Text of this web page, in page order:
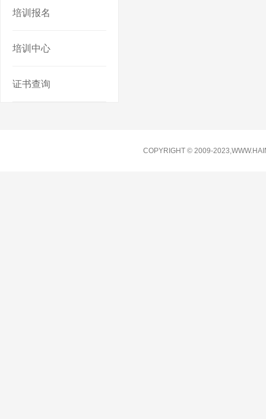
培训报名
培训中心
证书查询
COPYRIGHT © 2009-